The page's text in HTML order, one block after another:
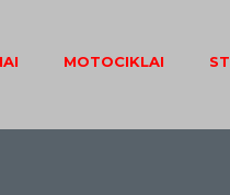
MOTOCIKLAI